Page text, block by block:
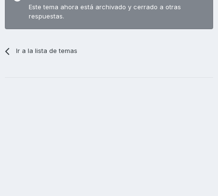
Este tema ahora está archivado y cerrado a otras
respuestas.
Ir a la lista de temas